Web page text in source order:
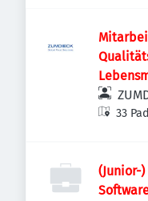
33
(Junior-